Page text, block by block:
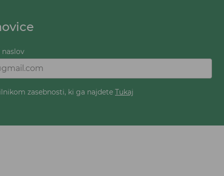
naslov
zasebnosti, ki ga najdete Tukaj